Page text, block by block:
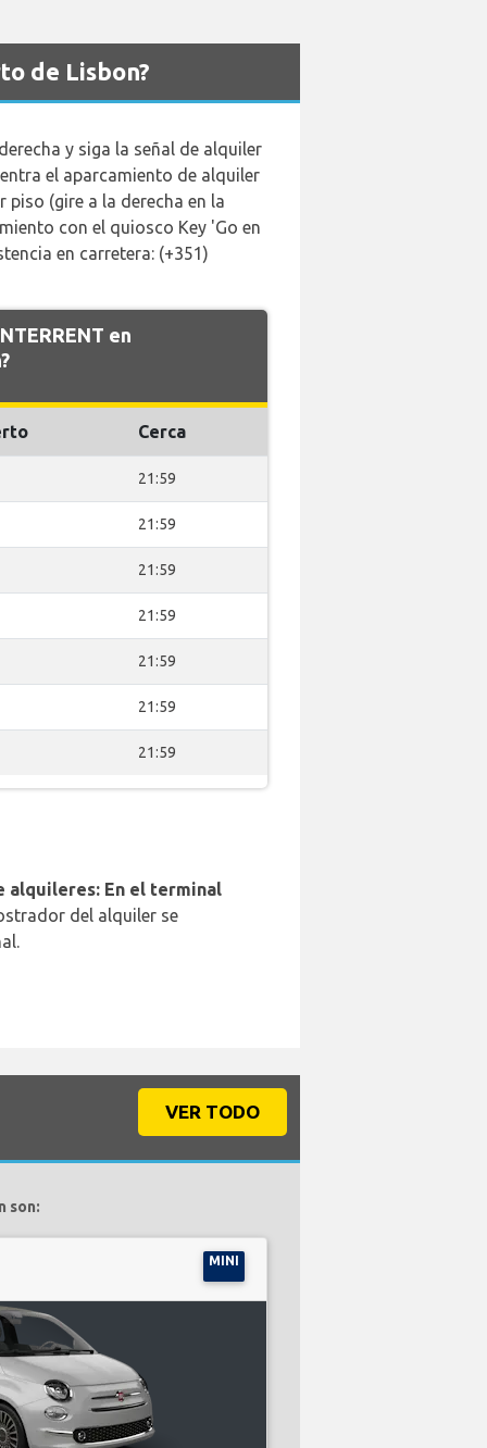
de Lisbon?
y siga la señal de alquiler
el aparcamiento de alquiler
piso (gire a la derecha en la
con el quiosco Key 'Go en
en carretera: (+351)
en
Cerca
21:59
21:59
21:59
21:59
21:59
21:59
21:59
alquileres: En el terminal
del alquiler se
VER TODO
son:
MINI